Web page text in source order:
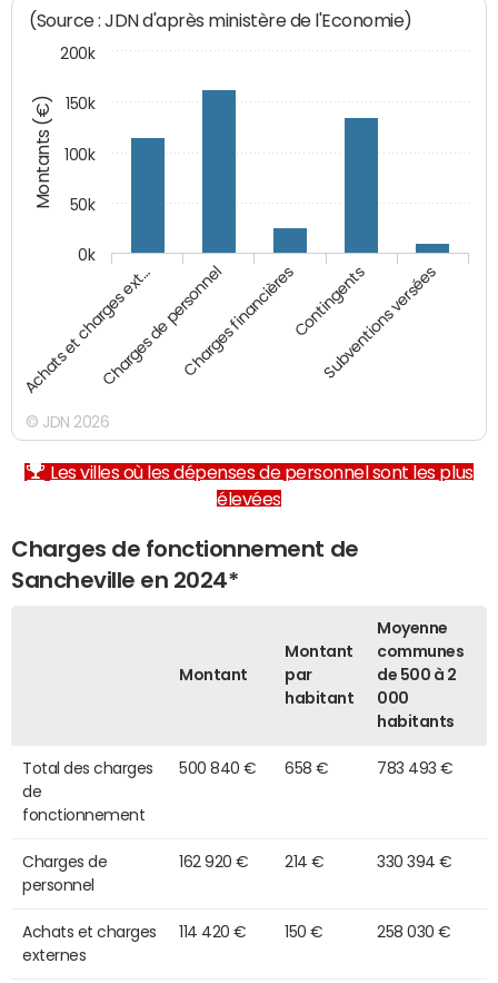
Montants (€)
(Source : JDN d'après ministère de l'Economie)
Achats et charges ext…Charges de personnelCharges financièresContingents
Subventions versées
0k
50k
100k
150k
200k
© JDN 2026
Les villes où les dépenses de personnel sont les plus
élevées
Charges de fonctionnement de
Sancheville en 2024*
Montant
Montant
par
habitant
Moyenne
communes
de 500 à 2
000
habitants
Total des charges
de
fonctionnement
500 840 € 658 € 783 493 €
Charges de
personnel
162 920 € 214 € 330 394 €
Achats et charges
externes
114 420 € 150 € 258 030 €